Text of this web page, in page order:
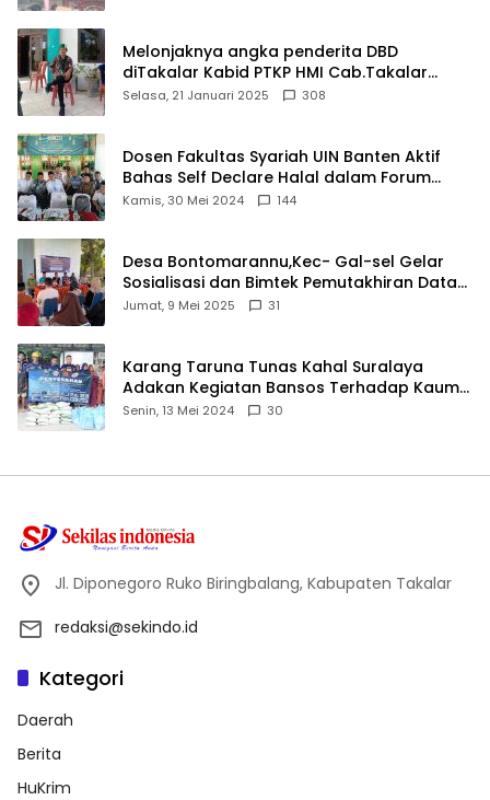
Melonjaknya angka penderita DBD
diTakalar Kabid PTKP HMI Cab.Takalar
angkat bicara
Selasa, 21 Januari 2025 308
Dosen Fakultas Syariah UIN Banten Aktif
Bahas Self Declare Halal dalam Forum
Ijtima Ulama MUI
Kamis, 30 Mei 2024 144
Desa Bontomarannu,Kec- Gal-sel Gelar
Sosialisasi dan Bimtek Pemutakhiran Data
ID
Jumat, 9 Mei 2025 31
Karang Taruna Tunas Kahal Suralaya
Adakan Kegiatan Bansos Terhadap Kaum
Dhuafa dan Anak Yatim-Piatu
Senin, 13 Mei 2024 30
Jl. Diponegoro Ruko Biringbalang, Kabupaten Takalar
redaksi@sekindo.id
Kategori
Daerah
Berita
HuKrim